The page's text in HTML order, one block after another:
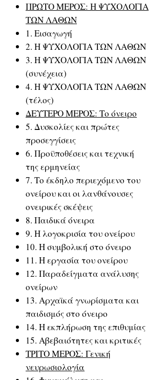
ΠΡΩΤΟ ΜΕΡΟΣ: Η ΨΥΧΟΛΟΓΙΑ
ΤΩΝ ΛΑΘΩΝ
1. Εισαγωγή
2. Η ΨΥΧΟΛΟΓΙΑ ΤΩΝ ΛΑΘΩΝ
3. Η ΨΥΧΟΛΟΓΙΑ ΤΩΝ ΛΑΘΩΝ
(συνέχεια)
4. Η ΨΥΧΟΛΟΓΙΑ ΤΩΝ ΛΑΘΩΝ
(τέλος)
ΔΕΥΤΕΡΟ ΜΕΡΟΣ: Το όνειρο
5. Δυσκολίες και πρώτες
προσεγγίσεις
6. Προϋποθέσεις και τεχνική
της ερμηνείας
7. Το έκδηλο περιεχόμενο του
ονείρου και οι λανθάνουσες
ονειρικές σκέψεις
8. Παιδικά όνειρα
9. Η λογοκρισία του ονείρου
10. Η συμβολική στο όνειρο
11. Η εργασία του ονείρου
12. Παραδείγματα ανάλυσης
ονείρων
13. Αρχαϊκά γνωρίσματα και
παιδισμός στο όνειρο
14. Η εκπλήρωση της επιθυμίας
15. Αβεβαιότητες και κριτικές
ΤΡΙΤΟ ΜΕΡΟΣ: Γενική
νευρωσιολογία